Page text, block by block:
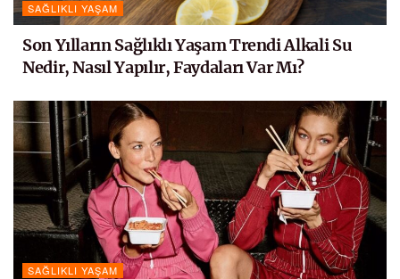
SAĞLIKLI YAŞAM
Son Yılların Sağlıklı Yaşam Trendi Alkali Su
Nedir, Nasıl Yapılır, Faydaları Var Mı?
SAĞLIKLI YAŞAM